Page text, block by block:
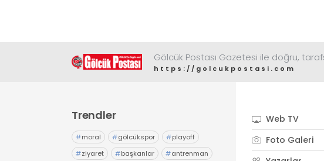
Gölcük Postası Gazetesi ile doğru,
https://golcukpostasi.com
Trendler
#moral #gölcükspor #playoff
#ziyaret #başkanlar #antrenman
Web TV
Foto Galeri